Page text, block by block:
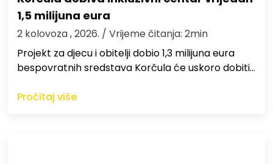
1,5 milijuna eura
2 kolovoza , 2026. / Vrijeme čitanja: 2min
Projekt za djecu i obitelji dobio 1,3 milijuna eura
bespovratnih sredstava Korčula će uskoro dobiti…
Pročitaj više